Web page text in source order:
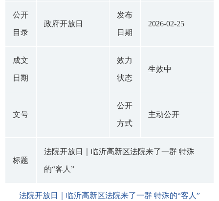
公开
目录
政府开放日
发布
日期
2026-02-25
成文
日期
效力
状态
生效中
文号
公开
方式
主动公开
标题
法院开放日｜临沂高新区法院来了一群 特殊
的“客人”
法院开放日｜临沂高新区法院来了一群 特殊的“客人”